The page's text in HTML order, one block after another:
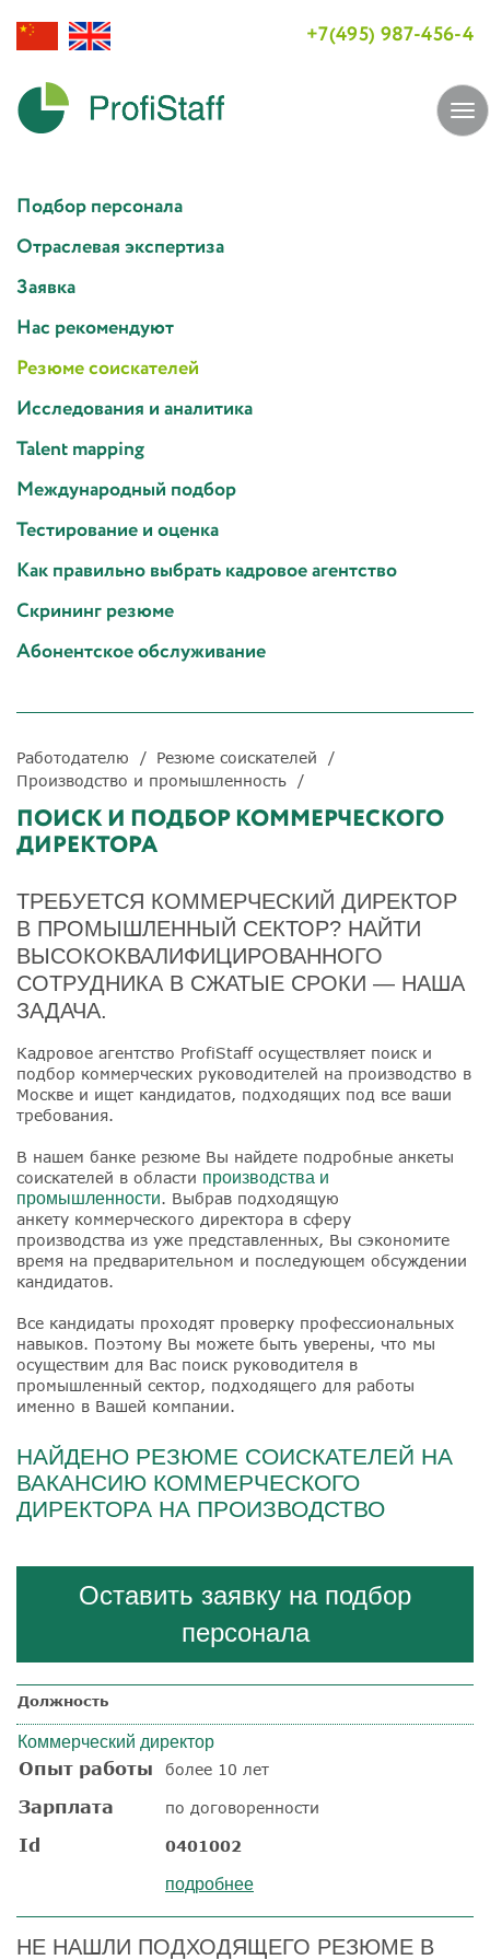
+7(495) 987-456-4
Подбор персонала
Отраслевая экспертиза
Заявка
Нас рекомендуют
Резюме соискателей
Исследования и аналитика
Talent mapping
Международный подбор
Тестирование и оценка
Как правильно выбрать кадровое агентство
Скрининг резюме
Абонентское обслуживание
Работодателю
Резюме соискателей
Производство и промышленность
ПОИСК И ПОДБОР КОММЕРЧЕСКОГО
ДИРЕКТОРА
ТРЕБУЕТСЯ КОММЕРЧЕСКИЙ ДИРЕКТОР
В ПРОМЫШЛЕННЫЙ СЕКТОР? НАЙТИ
ВЫСОКОКВАЛИФИЦИРОВАННОГО
СОТРУДНИКА В СЖАТЫЕ СРОКИ — НАША
ЗАДАЧА.
Кадровое агентство ProfiStaff осуществляет поиск и
подбор коммерческих руководителей на производство в
Москве и ищет кандидатов, подходящих под все ваши
требования.
В нашем банке резюме Вы найдете подробные анкеты
соискателей в области производства и
промышленности. Выбрав подходящую
анкету коммерческого директора в сферу
производства из уже представленных, Вы сэкономите
время на предварительном и последующем обсуждении
кандидатов.
Все кандидаты проходят проверку профессиональных
навыков. Поэтому Вы можете быть уверены, что мы
осуществим для Вас поиск руководителя в
промышленный сектор, подходящего для работы
именно в Вашей компании.
НАЙДЕНО РЕЗЮМЕ СОИСКАТЕЛЕЙ НА
ВАКАНСИЮ КОММЕРЧЕСКОГО
ДИРЕКТОРА НА ПРОИЗВОДСТВО
Оставить заявку на подбор
персонала
Должность
Коммерческий директор
Опыт работы более 10 лет
Зарплата по договоренности
Id 0401002
подробнее
НЕ НАШЛИ ПОДХОДЯЩЕГО РЕЗЮМЕ В